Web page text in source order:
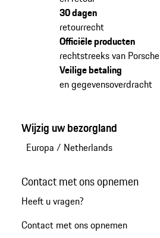
30 dagen
retourrecht
Officiële producten
rechtstreeks van Porsche
Veilige betaling
en gegevensoverdracht
Wijzig uw bezorgland
Europa / Netherlands
Contact met ons opnemen
Heeft u vragen?
Contact met ons opnemen